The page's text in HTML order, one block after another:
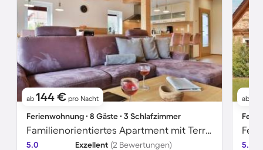
ab 144 € pro Nacht
Ferienwohnung ∙ 8 Gäste ∙ 3 Schlafzimmer
Familienorientiertes Apartment mit Terrasse | Hunde erlaubt
5.0 Exzellent (2 Bewertungen)
ab
5.0